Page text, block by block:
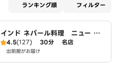
ランキング順 フィルター
インド ネパール料理 ニュー ア
ンナプルナ
4.5(127) 30分 名店
出前館がお届け